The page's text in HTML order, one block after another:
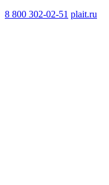
8 800 302-02-51 plait.ru